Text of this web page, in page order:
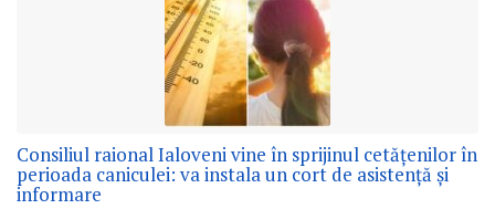
Consiliul raional Ialoveni vine în sprijinul cetățenilor în
perioada caniculei: va instala un cort de asistență și
informare